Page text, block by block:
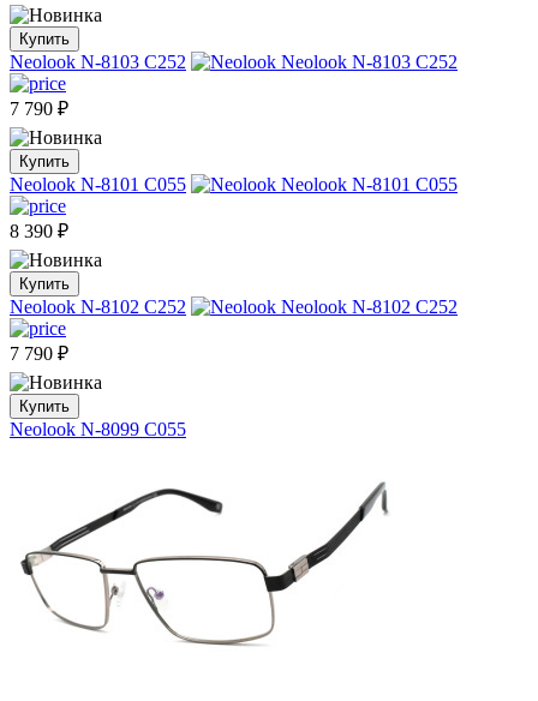
Купить
Neolook N-8103 C252
7 790 ₽
Купить
Neolook N-8101 C055
8 390 ₽
Купить
Neolook N-8102 C252
7 790 ₽
Купить
Neolook N-8099 C055